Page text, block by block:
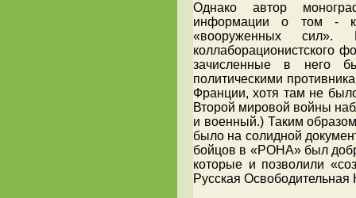
Однако автор
информации о том -
«вооруженных
коллаборационистского
зачисленные в него
политическими
Франции, хотя там не
Второй мировой войны
и военный.) Таким
было на солидной
бойцов в «РОНА» был
которые и позволили
Русская